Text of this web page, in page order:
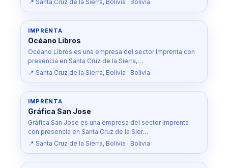
📍 Santa Cruz de la Sierra, Bolivia · Bolivia
IMPRENTA
Océano Libros
Océano Libros es una empresa del sector Imprenta con
presencia en Santa Cruz de la Sierra,…
📍 Santa Cruz de la Sierra, Bolivia · Bolivia
IMPRENTA
Gráfica San Jose
Gráfica San Jose es una empresa del sector Imprenta
con presencia en Santa Cruz de la Sier…
📍 Santa Cruz de la Sierra, Bolivia · Bolivia